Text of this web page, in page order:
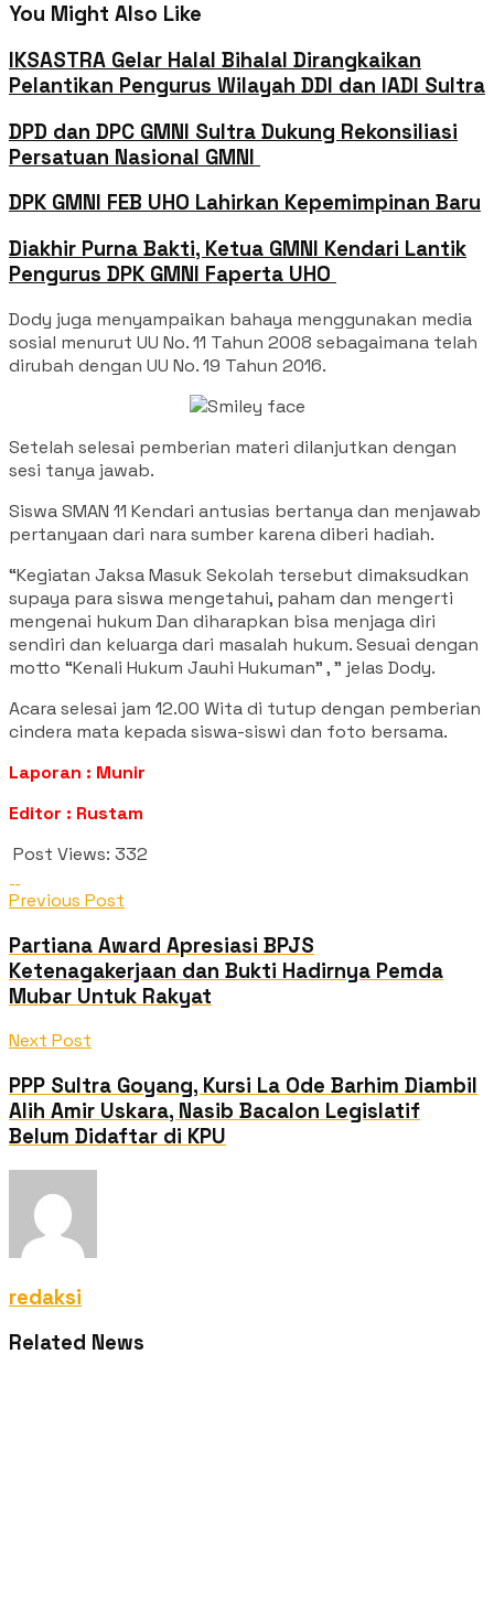
You Might Also Like
IKSASTRA Gelar Halal Bihalal Dirangkaikan
Pelantikan Pengurus Wilayah DDI dan IADI Sultra
DPD dan DPC GMNI Sultra Dukung Rekonsiliasi
Persatuan Nasional GMNI ‎
‎DPK GMNI FEB UHO Lahirkan Kepemimpinan Baru
‎Diakhir Purna Bakti, Ketua GMNI Kendari Lantik
Pengurus DPK GMNI Faperta UHO ‎
Dody juga menyampaikan bahaya menggunakan media
sosial menurut UU No. 11 Tahun 2008 sebagaimana telah
dirubah dengan UU No. 19 Tahun 2016.
Setelah selesai pemberian materi dilanjutkan dengan
sesi tanya jawab.
Siswa SMAN 11 Kendari antusias bertanya dan menjawab
pertanyaan dari nara sumber karena diberi hadiah.
“Kegiatan Jaksa Masuk Sekolah tersebut dimaksudkan
supaya para siswa mengetahui, paham dan mengerti
mengenai hukum Dan diharapkan bisa menjaga diri
sendiri dan keluarga dari masalah hukum. Sesuai dengan
motto “Kenali Hukum Jauhi Hukuman” , ” jelas Dody.
Acara selesai jam 12.00 Wita di tutup dengan pemberian
cindera mata kepada siswa-siswi dan foto bersama.
Laporan : Munir
Editor : Rustam
Post Views: 332
Previous Post
Partiana Award Apresiasi BPJS
Ketenagakerjaan dan Bukti Hadirnya Pemda
Mubar Untuk Rakyat
Next Post
PPP Sultra Goyang, Kursi La Ode Barhim Diambil
Alih Amir Uskara, Nasib Bacalon Legislatif
Belum Didaftar di KPU
redaksi
Related News